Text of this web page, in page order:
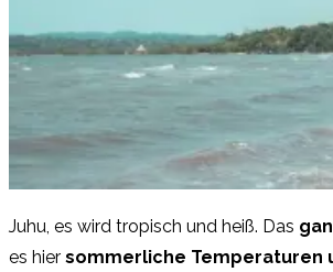
Juhu, es wird tropisch und heiß. Das
es hier sommerliche Temperaturen